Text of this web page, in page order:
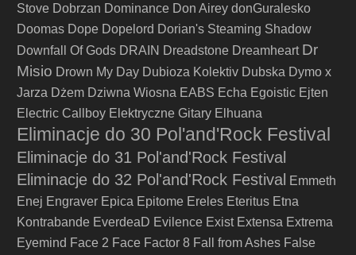
Stove Dobrzan Dominance Don Airey donGuralesko
Doomas Dope Dopelord Dorian's Steaming Shadow
Downfall Of Gods DRAIN Dreadstone Dreamheart Dr
Misio Drown My Day Dubioza Kolektiv Dubska Dymo x
Jarza Dżem Dziwna Wiosna EABS Echa Egoistic Ejten
Electric Callboy Elektryczne Gitary Elhuana
Eliminacje do 30 Pol'and'Rock Festival
Eliminacje do 31 Pol'and'Rock Festival
Eliminacje do 32 Pol'and'Rock Festival Emmeth
Enej Engraver Epica Epitome Ereles Eteritus Etna
Kontrabande EverdeaD Evilence Exist Extensa Extrema
Eyemind Face 2 Face Factor 8 Fall from Ashes False